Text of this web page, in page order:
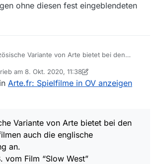
ohne diesen fest eingeblendeten
Variante von Arte bietet bei den
z.B. vom Film “Slow West” eine OV-Fassung
und sogar deutschem Untertitel.
Fassungen ohne diesen fest eingeblendeten
am 8. Okt. 2020, 11:38
editiert von media_fread10. Aug. 2020, 13:38
Arte.fr: Spielfilme in OV anzeigen
Variante von Arte bietet bei den
auch die englische
an.
vom Film “Slow West”